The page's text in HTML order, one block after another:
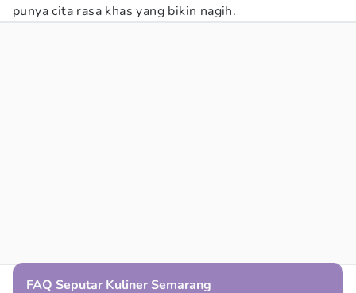
punya cita rasa khas yang bikin nagih.
FAQ Seputar Kuliner Semarang